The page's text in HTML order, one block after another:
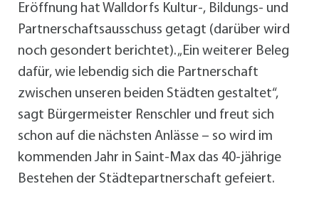
Eröffnung hat Walldorfs Kultur-, Bildungs- und
Partnerschaftsausschuss getagt (darüber wird
noch gesondert berichtet). „Ein weiterer Beleg
dafür, wie lebendig sich die Partnerschaft
zwischen unseren beiden Städten gestaltet“,
sagt Bürgermeister Renschler und freut sich
schon auf die nächsten Anlässe – so wird im
kommenden Jahr in Saint-Max das 40-jährige
Bestehen der Städtepartnerschaft gefeiert.